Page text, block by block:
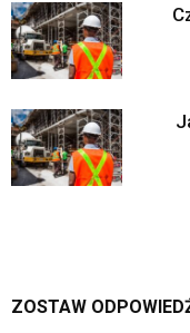
ZOSTAW